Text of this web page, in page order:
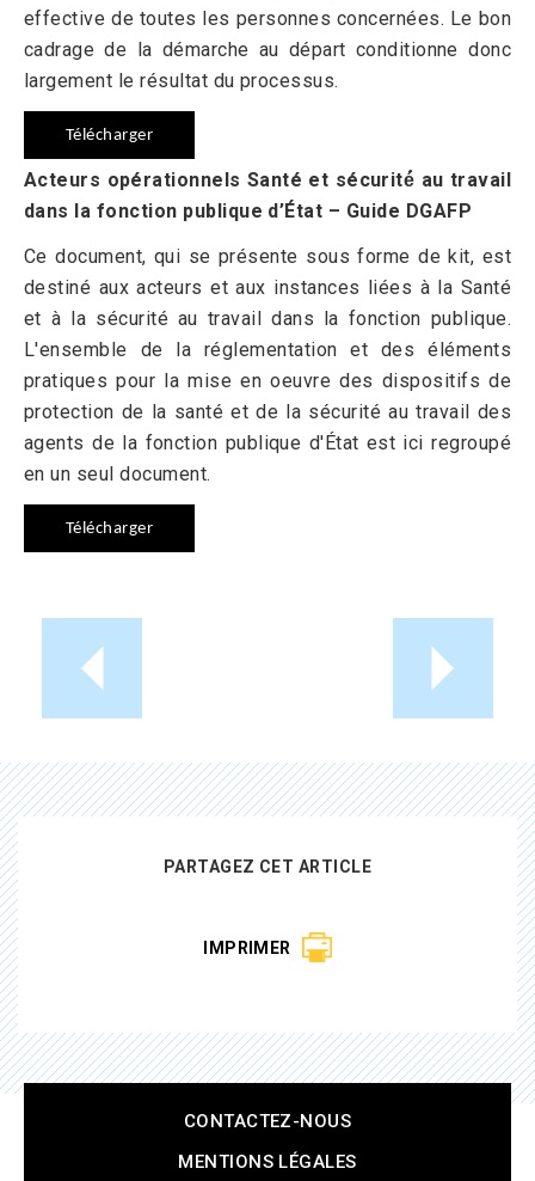
effective de toutes les personnes concernées. Le bon
cadrage de la démarche au départ conditionne donc
largement le résultat du processus.
Télécharger
Acteurs opérationnels Santé et sécurité́ au travail
dans la fonction publique d’État – Guide DGAFP
Ce document, qui se présente sous forme de kit, est
destiné aux acteurs et aux instances liées à la Santé
et à la sécurité au travail dans la fonction publique.
L'ensemble de la réglementation et des éléments
pratiques pour la mise en oeuvre des dispositifs de
protection de la santé et de la sécurité au travail des
agents de la fonction publique d'État est ici regroupé
en un seul document.
Télécharger
PARTAGEZ CET ARTICLE
IMPRIMER
CONTACTEZ-NOUS
MENTIONS LÉGALES